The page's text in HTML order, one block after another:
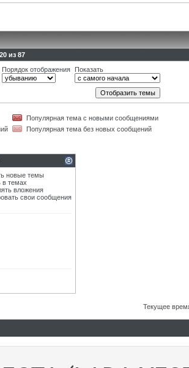
из 87
Порядок отображения Показать
Популярная тема с новыми сообщениями
Популярная тема без новых сообщений
новые темы
в темах
вложения
свои сообщения
Текущее